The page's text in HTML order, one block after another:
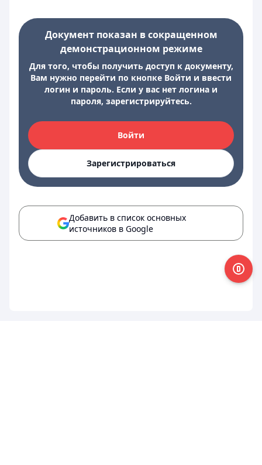
Документ показан в сокращенном
демонстрационном режиме
Для того, чтобы получить доступ к документу,
Вам нужно перейти по кнопке Войти и ввести
логин и пароль. Если у вас нет логина и
пароля, зарегистрируйтесь.
Войти
Зарегистрироваться
Добавить в список основных
источников в Google